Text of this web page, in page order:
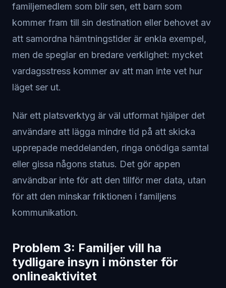
familjemedlem som blir sen, ett barn som
kommer fram till sin destination eller behovet av
att samordna hämtningstider är enkla exempel,
men de speglar en bredare verklighet: mycket
vardagsstress kommer av att man inte vet hur
läget ser ut.
När ett platsverktyg är väl utformat hjälper det
användare att lägga mindre tid på att skicka
upprepade meddelanden, ringa onödiga samtal
eller gissa någons status. Det gör appen
användbar inte för att den tillför mer data, utan
för att den minskar friktionen i familjens
kommunikation.
Problem 3: Familjer vill ha
tydligare insyn i mönster för
onlineaktivitet